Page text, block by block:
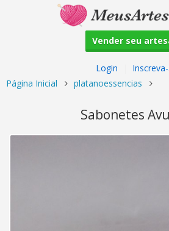
Vender seu
Login
Página Inicial
platanoessencias
Sabonetes